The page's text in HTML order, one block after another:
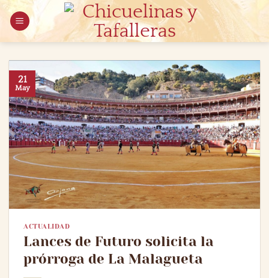
Saltar
contenido
21
May
ACTUALIDAD
Lances de Futuro solicita la
prórroga de La Malagueta